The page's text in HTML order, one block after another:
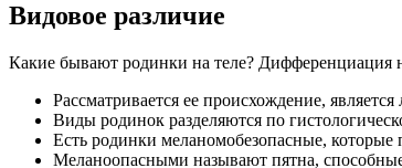
Видовое различие
Какие бывают родинки на теле? Дифференциация
Рассматривается ее происхождение,
Виды родинок разделяются по
Есть родинки меланомобезопасные, которые
Меланоопасными называют пятна, способные